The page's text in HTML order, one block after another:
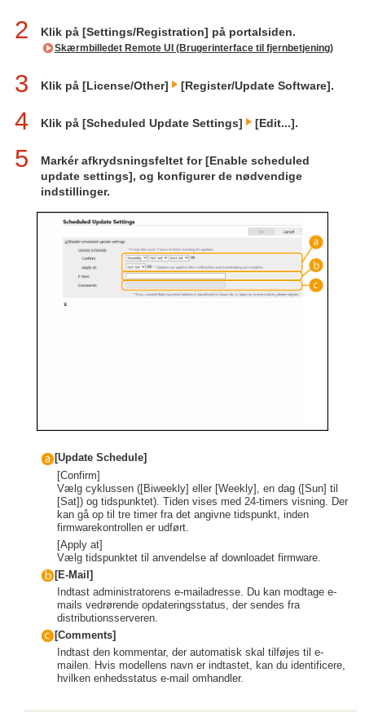
2 Klik på [Settings/Registration] på portalsiden.
Skærmbilledet Remote UI (Brugerinterface til fjernbetjening)
3 Klik på [License/Other] [Register/Update Software].
4 Klik på [Scheduled Update Settings] [Edit...].
5
Markér afkrydsningsfeltet for [Enable scheduled
update settings], og konfigurer de nødvendige
indstillinger.
[Update Schedule]
[Confirm]
Vælg cyklussen ([Biweekly] eller [Weekly], en dag ([Sun] til
[Sat]) og tidspunktet). Tiden vises med 24-timers visning. Der
kan gå op til tre timer fra det angivne tidspunkt, inden
firmwarekontrollen er udført.
[Apply at]
Vælg tidspunktet til anvendelse af downloadet firmware.
[E-Mail]
Indtast administratorens e-mailadresse. Du kan modtage e-
mails vedrørende opdateringsstatus, der sendes fra
distributionsserveren.
[Comments]
Indtast den kommentar, der automatisk skal tilføjes til e-
mailen. Hvis modellens navn er indtastet, kan du identificere,
hvilken enhedsstatus e-mail omhandler.